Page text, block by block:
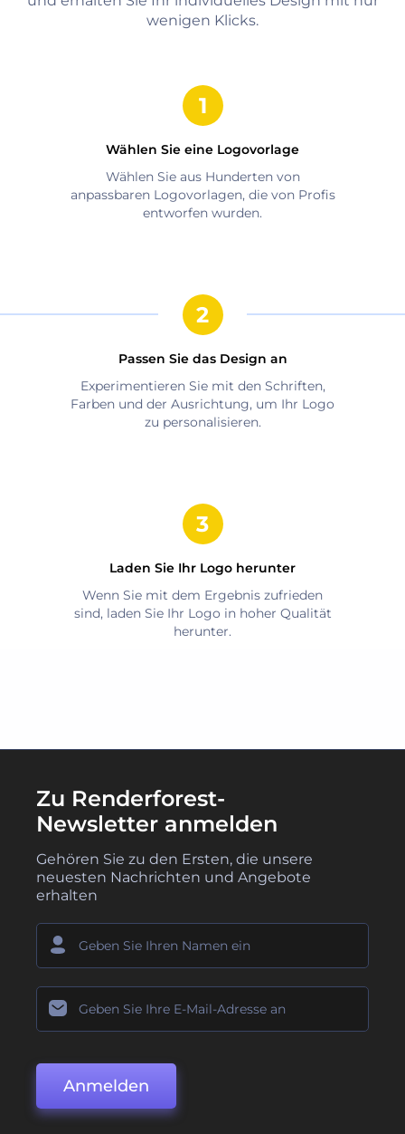
wenigen Klicks.
Wählen Sie eine Logovorlage
Wählen Sie aus Hunderten von
anpassbaren Logovorlagen, die von Profis
entworfen wurden.
Passen Sie das Design an
Experimentieren Sie mit den Schriften,
Farben und der Ausrichtung, um Ihr Logo
zu personalisieren.
Laden Sie Ihr Logo herunter
Wenn Sie mit dem Ergebnis zufrieden
sind, laden Sie Ihr Logo in hoher Qualität
herunter.
Zu Renderforest-
Newsletter anmelden
Gehören Sie zu den Ersten, die unsere
neuesten Nachrichten und Angebote
erhalten
Anmelden